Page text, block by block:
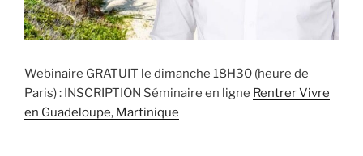
Webinaire GRATUIT le dimanche 18H30 (heure de
Paris) : INSCRIPTION Séminaire en ligne Rentrer Vivre
en Guadeloupe, Martinique